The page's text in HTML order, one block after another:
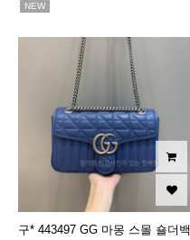
NEW
구* 443497 GG 마몽 스몰 숄더백